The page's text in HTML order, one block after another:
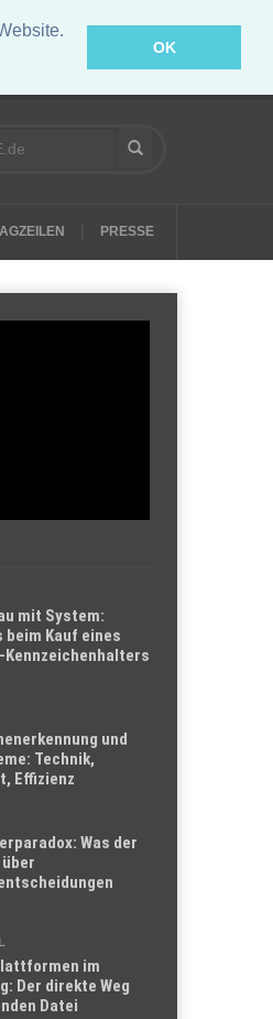
OK
PRESSE
mit System:
beim Kauf eines
und
Technik,
Effizienz
Was der
im
Der direkte Weg
Datei